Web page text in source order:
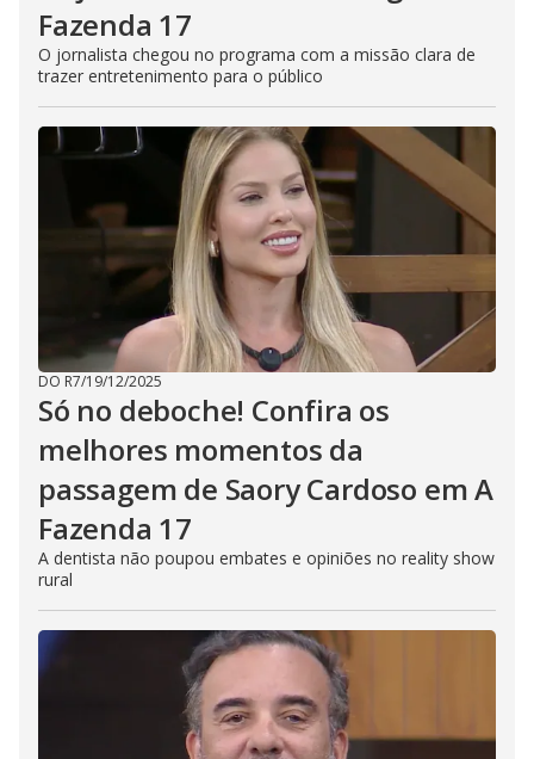
Fazenda 17
O jornalista chegou no programa com a missão clara de
trazer entretenimento para o público
DO R7/19/12/2025
Só no deboche! Confira os
melhores momentos da
passagem de Saory Cardoso em A
Fazenda 17
A dentista não poupou embates e opiniões no reality show
rural